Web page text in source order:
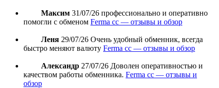
Максим 31/07/26 профессионально и оперативно
помогли с обменом Ferma cc — отзывы и обзор
Леня 29/07/26 Очень удобный обменник, всегда
быстро меняют валюту Ferma cc — отзывы и обзор
Александр 27/07/26 Доволен оперативностью и
качеством работы обменника. Ferma cc — отзывы и
обзор